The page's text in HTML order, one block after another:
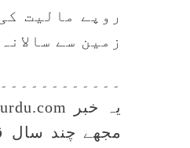
روپے مالیت
زمین سے
مجھے چند سال